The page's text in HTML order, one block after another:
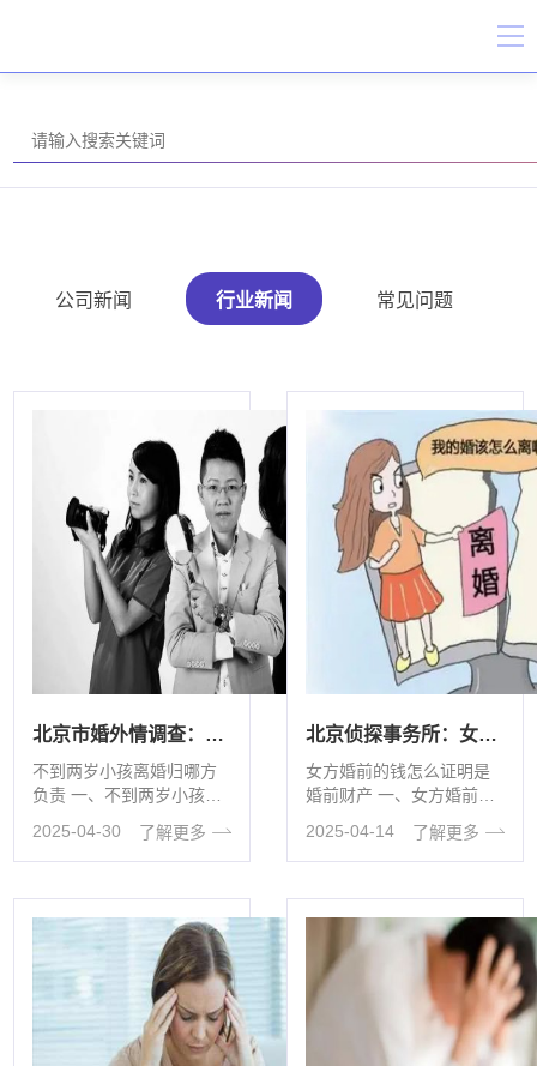
公司新闻 行业新闻 常见问题
北京市婚外情调查：不到两岁小孩离婚归哪方负责
不到两岁小孩离婚归哪方
负责 一、不到两岁小孩离
婚时不满两周岁子女抚养
···
2025-04-30 了解更多
北京侦探事务所：女方婚前的钱怎么证明是婚前财产
女方婚前的钱怎么证明是
婚前财产 一、女方婚前的
明女方婚前财产，有这些
···
2025-04-14 了解更多